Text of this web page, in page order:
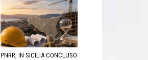
PNRR, IN SICILIA CONCLUSO